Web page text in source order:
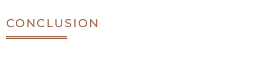
CONCLUSION